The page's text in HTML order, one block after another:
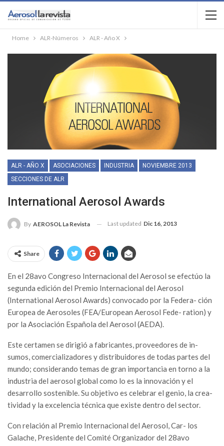
Home ALR-Números ALR - Año X
ALR - AÑO X ASOCIACIONES INDUSTRIA
NOVIEMBRE 2013
SECCIONES DE ALR
International Aerosol Awards
By AEROSOL La Revista Last updated Dic 16, 2013
Share
En el 28avo Congreso Internacional del Aerosol se efectúo la
segunda edición del Premio Internacional del Aerosol
(International Aerosol Awards) convocado por la Federa- ción
Europea de Aerosoles (FEA/European Aerosol Fede- ration) y
por la Asociación Española del Aerosol (AEDA).
Este certamen se dirigió a fabricantes, proveedores de in-
sumos, comercializadores y distribuidores de todas partes del
mundo; considerando temas de gran importancia en torno a la
industria del aerosol global como lo es la innovación y el
desarrollo sostenible. Su objetivo es celebrar el genio, la crea-
tividad y la excelencia técnica que existe dentro del sector.
Con relación al Premio Internacional del Aerosol, Car- los
Galache, Presidente del Comité Organizador del 28avo